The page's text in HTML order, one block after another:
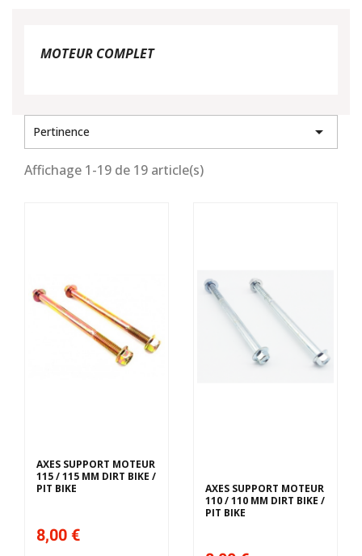
MOTEUR COMPLET
Pertinence 
Affichage 1-19 de 19 article(s)
AXES SUPPORT MOTEUR
115 / 115 MM DIRT BIKE /
PIT BIKE
8,00 €
AXES SUPPORT MOTEUR
110 / 110 MM DIRT BIKE /
PIT BIKE